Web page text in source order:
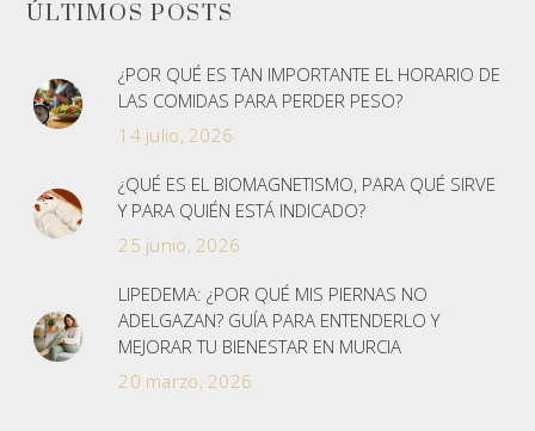
ÚLTIMOS POSTS
¿POR QUÉ ES TAN IMPORTANTE EL HORARIO DE
LAS COMIDAS PARA PERDER PESO?
14 julio, 2026
¿QUÉ ES EL BIOMAGNETISMO, PARA QUÉ SIRVE
Y PARA QUIÉN ESTÁ INDICADO?
25 junio, 2026
LIPEDEMA: ¿POR QUÉ MIS PIERNAS NO
ADELGAZAN? GUÍA PARA ENTENDERLO Y
MEJORAR TU BIENESTAR EN MURCIA
20 marzo, 2026